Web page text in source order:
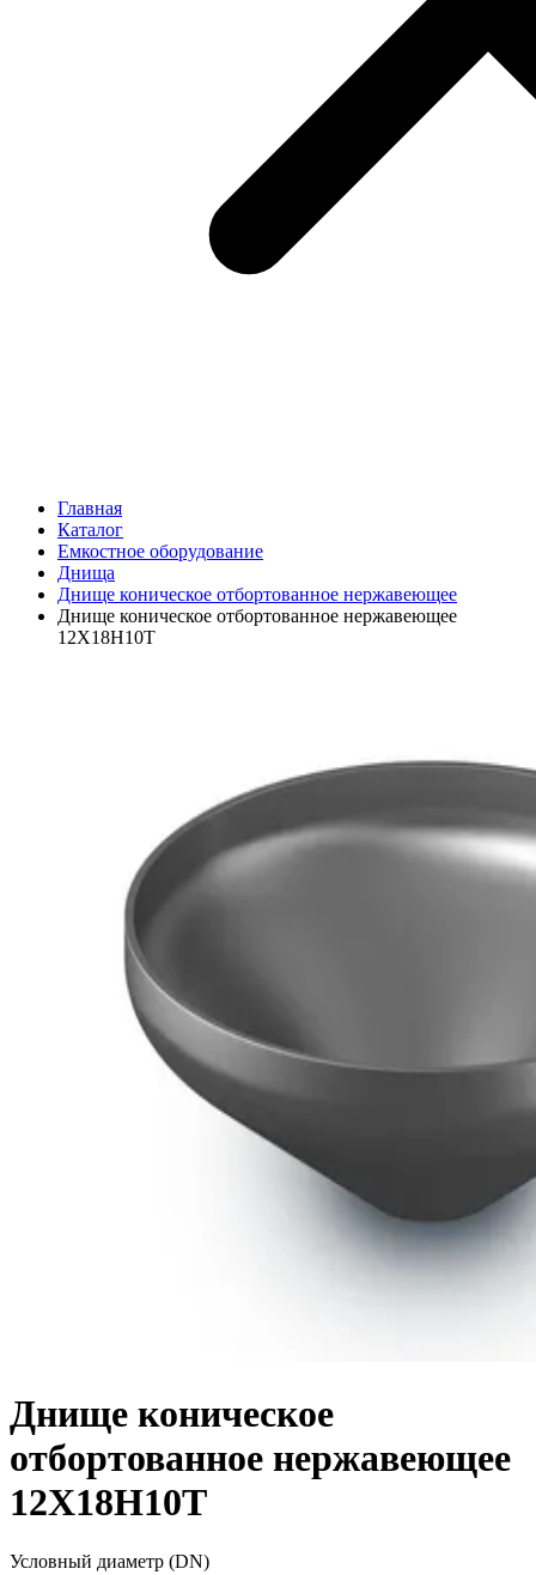
Главная
Каталог
Емкостное оборудование
Днища
Днище коническое отбортованное нержавеющее
Днище коническое отбортованное нержавеющее
12Х18Н10Т
Днище коническое
отбортованное нержавеющее
12Х18Н10Т
Условный диаметр (DN)